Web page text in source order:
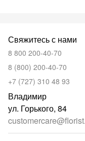
Свяжитесь с нами
8 800 200-40-70
8 (800) 200-40-70
+7 (727) 310 48 93
Владимир
ул. Горького, 84